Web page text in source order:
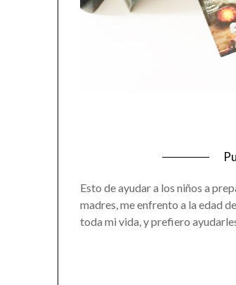
Esto de ayudar a los niños a
madres, me enfrento a la edad
toda mi vida, y prefiero